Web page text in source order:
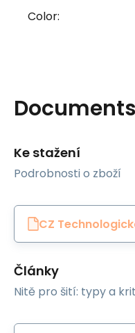
Color:
Documents
Ke stažení
Podrobnosti o zboží
CZ
Články
Nitě pro šití: typy a